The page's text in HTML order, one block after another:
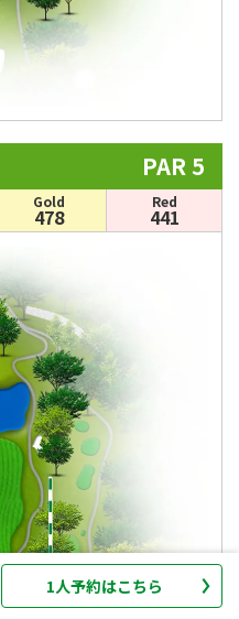
1人予約はこちら
PAR 5
Gold
478
Red
441